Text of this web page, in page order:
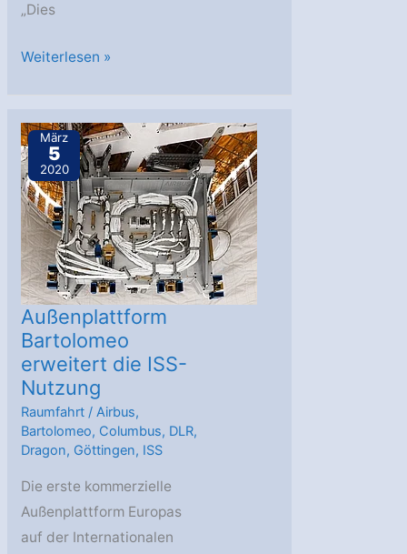
„Dies
Bartolomeo
an
die
ISS
an
Weiterlesen »
März
5
2020
Außenplattform
Bartolomeo
erweitert die ISS-
Nutzung
Raumfahrt /Airbus,
Bartolomeo, Columbus, DLR,
Dragon, Göttingen, ISS
Die erste kommerzielle
Außenplattform Europas
auf der Internationalen